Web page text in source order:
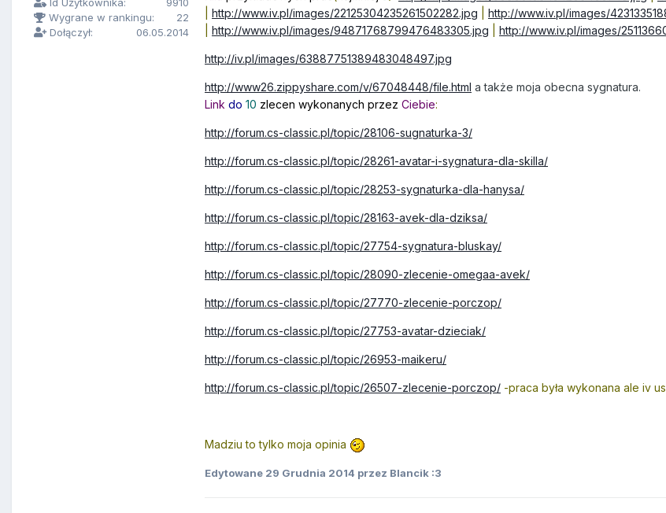
Wygrane w rankingu:
22
Dołączył:
06.05.2014
http://www.iv.pl/images/22125304235261502282.jpg
http://www.iv.pl/images/
http://www.iv.pl/images/94871768799476483305.jpg http://www.iv.pl/images/
http://iv.pl/images/63887751389483048497.jpg
http://www26.zippyshare.com/v/67048448/file.html a także moja obecna sygnatura.
Link do 10 zlecen wykonanych przez Ciebie:
http://forum.cs-classic.pl/topic/28106-sugnaturka-3/
http://forum.cs-classic.pl/topic/28261-avatar-i-sygnatura-dla-skilla/
http://forum.cs-classic.pl/topic/28253-sygnaturka-dla-hanysa/
http://forum.cs-classic.pl/topic/28163-avek-dla-dziksa/
http://forum.cs-classic.pl/topic/27754-sygnatura-bluskay/
http://forum.cs-classic.pl/topic/28090-zlecenie-omegaa-avek/
http://forum.cs-classic.pl/topic/27770-zlecenie-porczop/
http://forum.cs-classic.pl/topic/27753-avatar-dzieciak/
http://forum.cs-classic.pl/topic/26953-maikeru/
http://forum.cs-classic.pl/topic/26507-zlecenie-porczop/ -praca była wykonana ale iv
Madziu to tylko moja opinia
Edytowane 29 Grudnia 2014 przez Blancik :3